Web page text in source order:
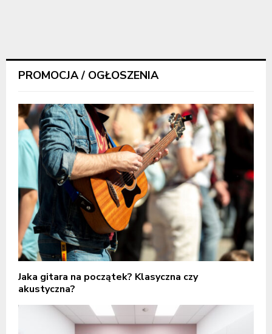
PROMOCJA / OGŁOSZENIA
Jaka gitara na początek? Klasyczna czy
akustyczna?